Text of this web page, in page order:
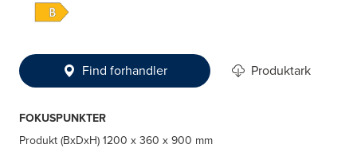
Find forhandler Produktark
FOKUSPUNKTER
Produkt (BxDxH)1200 x 360 x 900 mm